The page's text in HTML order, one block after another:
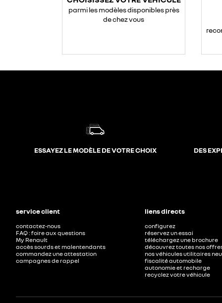
parmi les modèles disponibles près
de chez vous
ESSAYEZ LE MODÈLE DE VOTRE CHOIX DES
service client
contactez-nous
FAQ : foire aux questions
My Renault
accès sourds et malentendants
commandez une attestation
campagnes de rappel
liens directs
configurez
réservez un essai
téléchargez une brochure
découvrez toutes nos
nos véhicules utilitaires
fiscalité automobile
autonomie et recharge
recyclez votre véhicule